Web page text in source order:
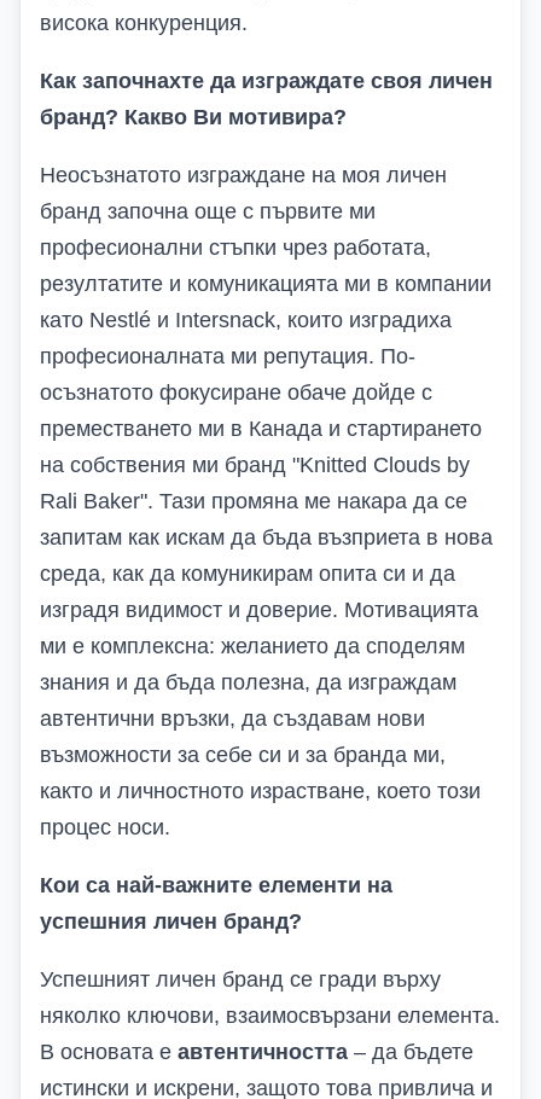
висока конкуренция.
Как започнахте да изграждате своя личен
бранд? Какво Ви мотивира?
Неосъзнатото изграждане на моя личен
бранд започна още с първите ми
професионални стъпки чрез работата,
резултатите и комуникацията ми в компании
като Nestlé и Intersnack, които изградиха
професионалната ми репутация. По-
осъзнатото фокусиране обаче дойде с
преместването ми в Канада и стартирането
на собствения ми бранд "Knitted Clouds by
Rali Baker". Тази промяна ме накара да се
запитам как искам да бъда възприета в нова
среда, как да комуникирам опита си и да
изградя видимост и доверие. Мотивацията
ми е комплексна: желанието да споделям
знания и да бъда полезна, да изграждам
автентични връзки, да създавам нови
възможности за себе си и за бранда ми,
както и личностното израстване, което този
процес носи.
Кои са най-важните елементи на
успешния личен бранд?
Успешният личен бранд се гради върху
няколко ключови, взаимосвързани елемента.
В основата е автентичността – да бъдете
истински и искрени, защото това привлича и